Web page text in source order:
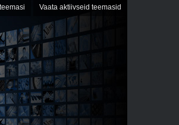
Vaata aktiivseid teemasid